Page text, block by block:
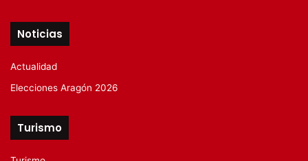
Noticias
Actualidad
Elecciones Aragón 2026
Turismo